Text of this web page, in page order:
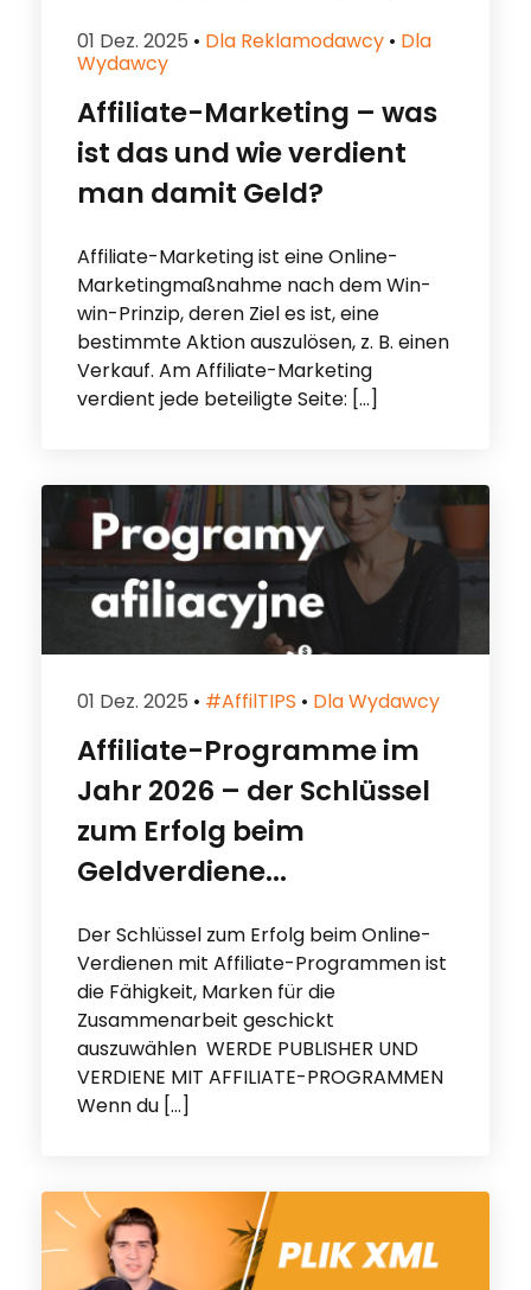
01 Dez. 2025 • Dla Reklamodawcy • Dla
Wydawcy
Affiliate-Marketing – was
ist das und wie verdient
man damit Geld?
Affiliate-Marketing ist eine Online-
Marketingmaßnahme nach dem Win-
win-Prinzip, deren Ziel es ist, eine
bestimmte Aktion auszulösen, z. B. einen
Verkauf. Am Affiliate-Marketing
verdient jede beteiligte Seite: […]
01 Dez. 2025 • #affilTIPS • Dla Wydawcy
Affiliate-Programme im
Jahr 2026 – der Schlüssel
zum Erfolg beim
Geldverdiene...
Der Schlüssel zum Erfolg beim Online-
Verdienen mit Affiliate-Programmen ist
die Fähigkeit, Marken für die
Zusammenarbeit geschickt
auszuwählen WERDE PUBLISHER UND
VERDIENE MIT AFFILIATE-PROGRAMMEN
Wenn du […]